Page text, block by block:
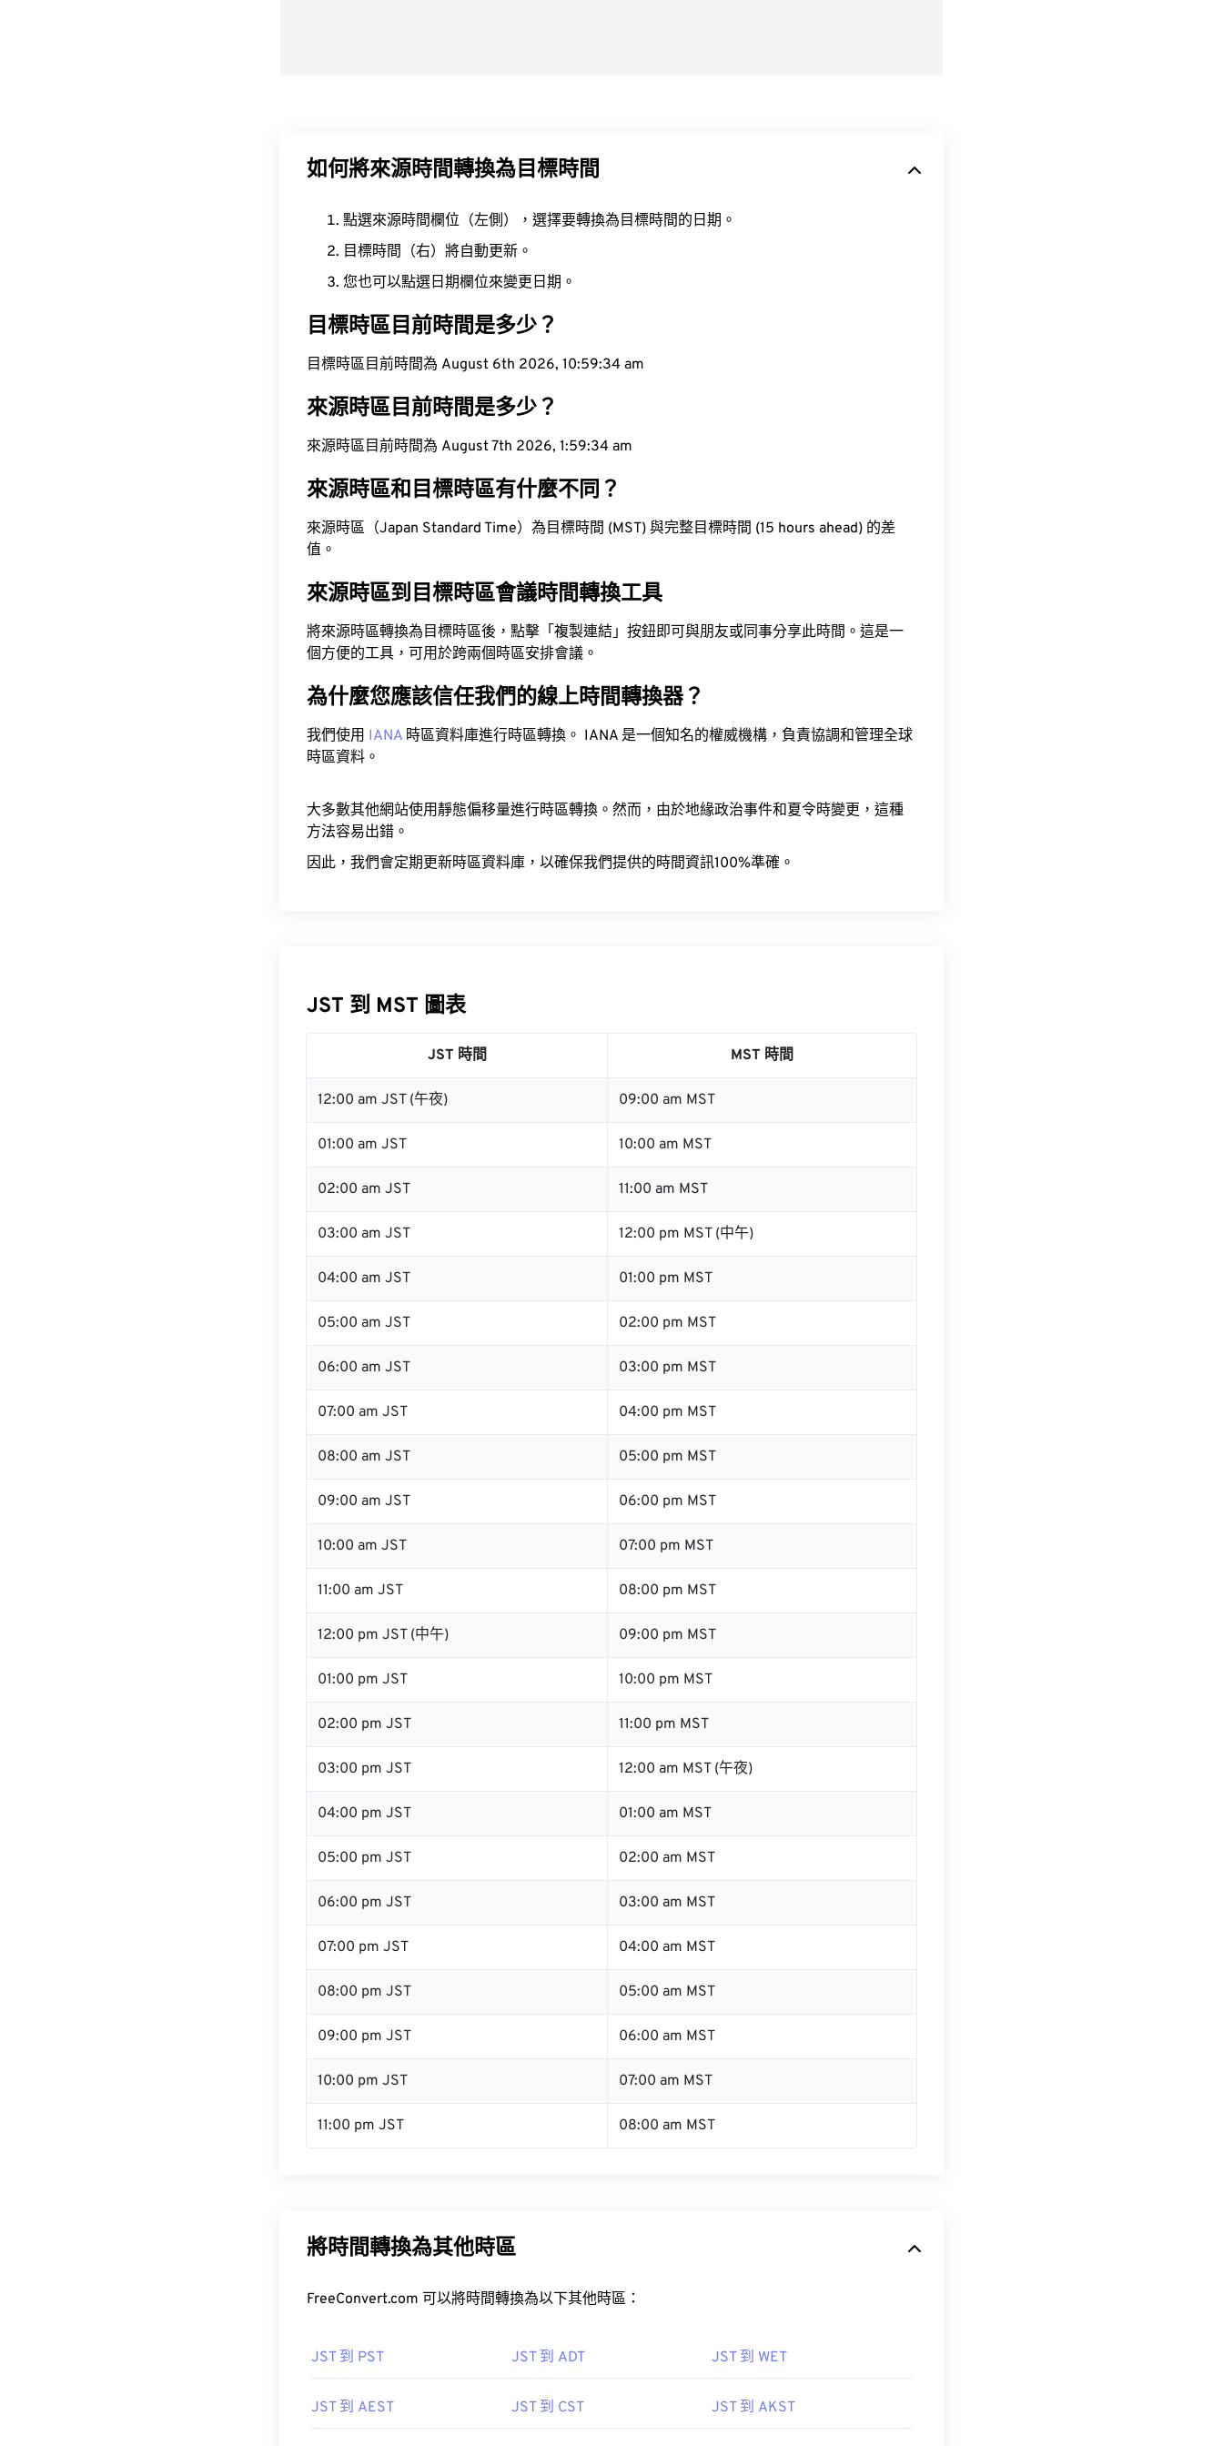
如何將來源時間轉換為目標時間
點選來源時間欄位（左側），選擇要轉換為目標時間的日期。
目標時間（右）將自動更新。
您也可以點選日期欄位來變更日期。
目標時區目前時間是多少？
目標時區目前時間為 August 6th 2026, 10:59:35 am
來源時區目前時間是多少？
來源時區目前時間為 August 7th 2026, 1:59:35 am
來源時區和目標時區有什麼不同？
來源時區（Japan Standard Time）為目標時間 (MST) 與完整目標時間 (15 hours ahead) 的差
值。
來源時區到目標時區會議時間轉換工具
將來源時區轉換為目標時區後，點擊「複製連結」按鈕即可與朋友或同事分享此時間。這是一
個方便的工具，可用於跨兩個時區安排會議。
為什麼您應該信任我們的線上時間轉換器？
我們使用 IANA 時區資料庫進行時區轉換。 IANA 是一個知名的權威機構，負責協調和管理全球
時區資料。
大多數其他網站使用靜態偏移量進行時區轉換。然而，由於地緣政治事件和夏令時變更，這種
方法容易出錯。
因此，我們會定期更新時區資料庫，以確保我們提供的時間資訊100%準確。
JST 到 MST 圖表
JST 時間 MST 時間
12:00 am JST (午夜) 09:00 am MST
01:00 am JST 10:00 am MST
02:00 am JST 11:00 am MST
03:00 am JST 12:00 pm MST (中午)
04:00 am JST 01:00 pm MST
05:00 am JST 02:00 pm MST
06:00 am JST 03:00 pm MST
07:00 am JST 04:00 pm MST
08:00 am JST 05:00 pm MST
09:00 am JST 06:00 pm MST
10:00 am JST 07:00 pm MST
11:00 am JST 08:00 pm MST
12:00 pm JST (中午) 09:00 pm MST
01:00 pm JST 10:00 pm MST
02:00 pm JST 11:00 pm MST
03:00 pm JST 12:00 am MST (午夜)
04:00 pm JST 01:00 am MST
05:00 pm JST 02:00 am MST
06:00 pm JST 03:00 am MST
07:00 pm JST 04:00 am MST
08:00 pm JST 05:00 am MST
09:00 pm JST 06:00 am MST
10:00 pm JST 07:00 am MST
11:00 pm JST 08:00 am MST
將時間轉換為其他時區
FreeConvert.com 可以將時間轉換為以下其他時區：
JST 到 PST JST 到 ADT JST 到 WET
JST 到 AEST JST 到 CST JST 到 AKST